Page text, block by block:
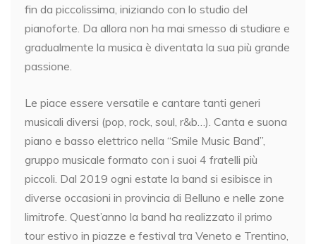
fin da piccolissima, iniziando con lo studio del
pianoforte. Da allora non ha mai smesso di studiare e
gradualmente la musica è diventata la sua più grande
passione.
Le piace essere versatile e cantare tanti generi
musicali diversi (pop, rock, soul, r&b…). Canta e suona
piano e basso elettrico nella “Smile Music Band”,
gruppo musicale formato con i suoi 4 fratelli più
piccoli. Dal 2019 ogni estate la band si esibisce in
diverse occasioni in provincia di Belluno e nelle zone
limitrofe. Quest’anno la band ha realizzato il primo
tour estivo in piazze e festival tra Veneto e Trentino,